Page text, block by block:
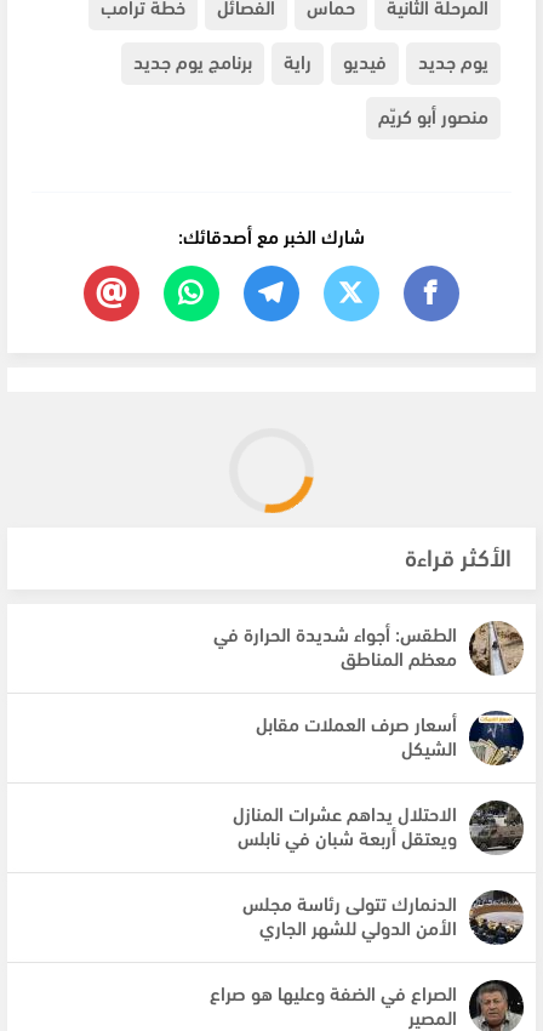
يوم جديد
فيديو راية
برنامج يوم جديد
منصور أبو كريّم
شارك الخبر مع أصدقائك:
الأكثر قراءة
الطقس: أجواء شديدة الحرارة في
معظم المناطق
أسعار صرف العملات مقابل
الشيكل
الاحتلال يداهم عشرات المنازل
ويعتقل أربعة شبان في نابلس
الدنمارك تتولى رئاسة مجلس
الأمن الدولي للشهر الجاري
الصراع في الضفة وعليها هو صراع
المصير